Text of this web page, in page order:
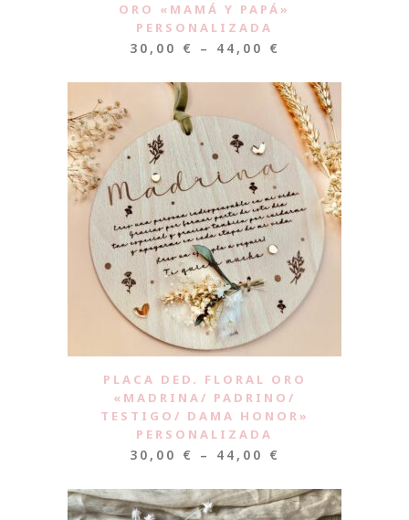
ORO «MAMÁ Y PAPÁ»
PERSONALIZADA
30,00 € – 44,00 €
PLACA DED. FLORAL ORO
«MADRINA/ PADRINO/
TESTIGO/ DAMA HONOR»
PERSONALIZADA
30,00 € – 44,00 €